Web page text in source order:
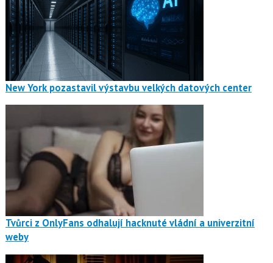
New York pozastavil výstavbu velkých datových center
Tvůrci z OnlyFans odhalují hacknuté vládní a univerzitní
weby